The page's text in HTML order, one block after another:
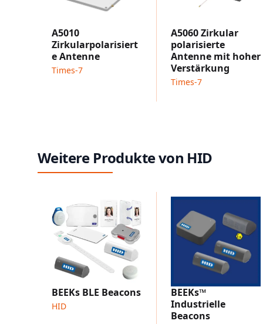
A5010
Zirkularpolarisiert
e Antenne
Times-7
A5060 Zirkular
polarisierte
Antenne mit hoher
Verstärkung
Times-7
Weitere Produkte von HID
BEEKs BLE Beacons
HID
BEEKs™
Industrielle
Beacons